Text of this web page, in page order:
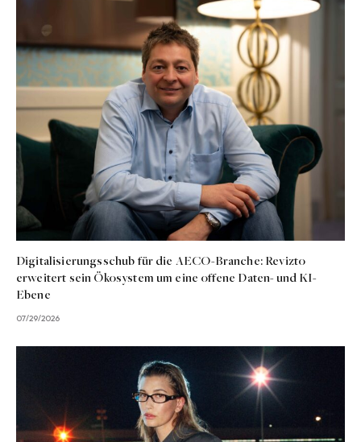
Digitalisierungsschub für die AECO-Branche: Revizto
erweitert sein Ökosystem um eine offene Daten- und KI-
Ebene
07/29/2026